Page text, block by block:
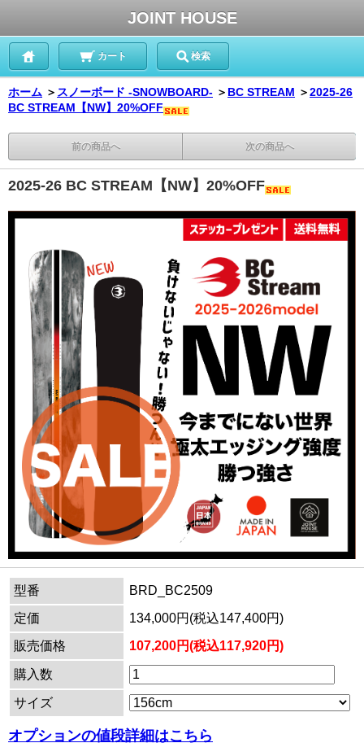
JOINT HOUSE
カート 検索
ホーム ＞ スノーボード -SNOWBOARD- ＞ BC STREAM ＞2025-26
BC STREAM【NW】20%OFF
前の商品へ 次の商品へ
2025-26 BC STREAM【NW】20%OFF
型番
BRD_BC2509
定価
134,000円(税込147,400円)
販売価格
107,200円(税込117,920円)
購入数
サイズ
オプションの値段詳細はこちら